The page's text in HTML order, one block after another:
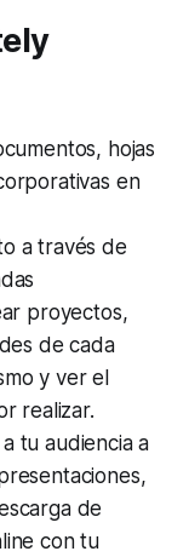
hojas
en
a través de
proyectos,
de cada
y ver el
realizar.
tu audiencia a
de
con tu